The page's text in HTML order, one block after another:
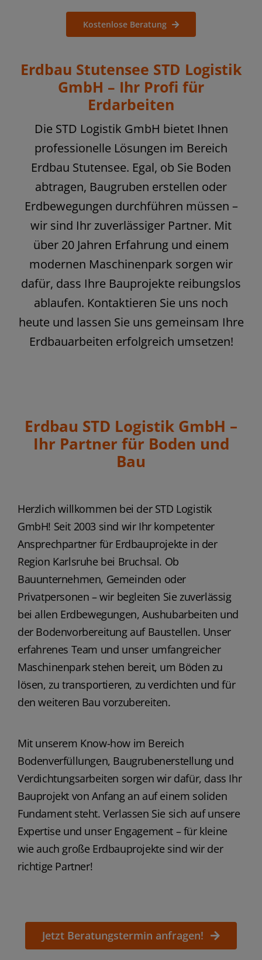
Kostenlose Beratung
Erdbau Stutensee STD Logistik
GmbH – Ihr Profi für
Erdarbeiten
Die STD Logistik GmbH bietet Ihnen
professionelle Lösungen im Bereich
Erdbau Stutensee. Egal, ob Sie Boden
abtragen, Baugruben erstellen oder
Erdbewegungen durchführen müssen –
wir sind Ihr zuverlässiger Partner. Mit
über 20 Jahren Erfahrung und einem
modernen Maschinenpark sorgen wir
dafür, dass Ihre Bauprojekte reibungslos
ablaufen. Kontaktieren Sie uns noch
heute und lassen Sie uns gemeinsam Ihre
Erdbauarbeiten erfolgreich umsetzen!
Erdbau STD Logistik GmbH –
Ihr Partner für Boden und
Bau
Herzlich willkommen bei der STD Logistik
GmbH! Seit 2003 sind wir Ihr kompetenter
Ansprechpartner für Erdbauprojekte in der
Region Karlsruhe bei Bruchsal. Ob
Bauunternehmen, Gemeinden oder
Privatpersonen – wir begleiten Sie zuverlässig
bei allen Erdbewegungen, Aushubarbeiten und
der Bodenvorbereitung auf Baustellen. Unser
erfahrenes Team und unser umfangreicher
Maschinenpark stehen bereit, um Böden zu
lösen, zu transportieren, zu verdichten und für
den weiteren Bau vorzubereiten.
Mit unserem Know-how im Bereich
Bodenverfüllungen, Baugrubenerstellung und
Verdichtungsarbeiten sorgen wir dafür, dass Ihr
Bauprojekt von Anfang an auf einem soliden
Fundament steht. Verlassen Sie sich auf unsere
Expertise und unser Engagement – für kleine
wie auch große Erdbauprojekte sind wir der
richtige Partner!
Jetzt Beratungstermin anfragen!